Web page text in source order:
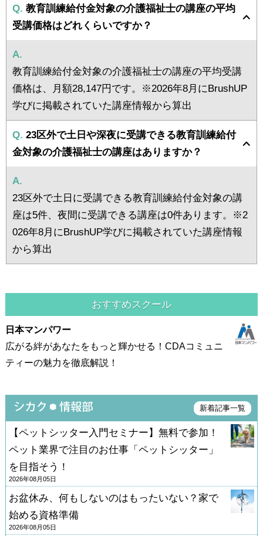
Q. 教育訓練給付金対象の介護福祉士の講座の平均
受講価格はどれくらいですか？
A.
教育訓練給付金対象の介護福祉士の講座の平均受講
価格は、月額28,147円です。※2026年8月にBrushUP
学びに掲載されていた講座情報から算出
Q. 23区外で土日や深夜に受講できる教育訓練給付
金対象の介護福祉士の講座はありますか？
A.
23区外で土日に受講できる教育訓練給付金対象の講
座は5件、夜間に受講できる講座は0件あります。※2
026年8月にBrushUP学びに掲載されていた講座情報
から算出
おすすめスクール
日本マンパワー
広がる絆があなたをもっと輝かせる！CDAコミュニ
ティーの魅力を徹底解説！
新着記事一覧
【ペットシッター入門セミナー】無料で参加！
ペット業界で注目のお仕事「ペットシッター」
を目指そう！
2026年08月05日
お盆休み、何もしないのはもったいない？家で
始める資格準備
2026年08月05日